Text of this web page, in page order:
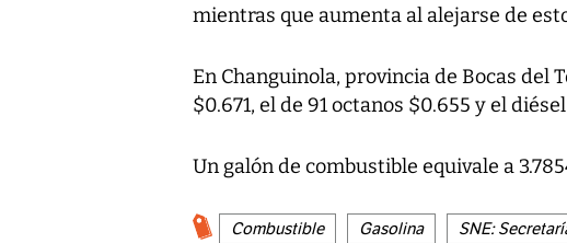
mientras que aumenta al alejarse de
En Changuinola, provincia de Bocas del
$0.671, el de 91 octanos $0.655 y el
Un galón de combustible equivale a
Combustible Gasolina SNE: